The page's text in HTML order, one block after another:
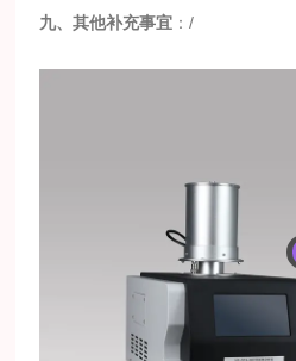
九、其他补充事宜 ：/